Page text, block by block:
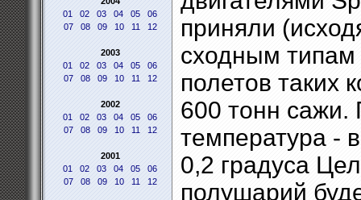
01
02 03 04 05
06
07
08 09 10 11 12
2003
01
02 03 04 05
06
07
08 09 10 11 12
2002
01
02 03 04 05
06
07
08 09 10 11 12
2001
01
02 03 04 05
06
07
08 09 10 11 12
приняли
сходным типам
полетов таких
600 тонн сажи.
температура -
0,2 градуса
полушарий